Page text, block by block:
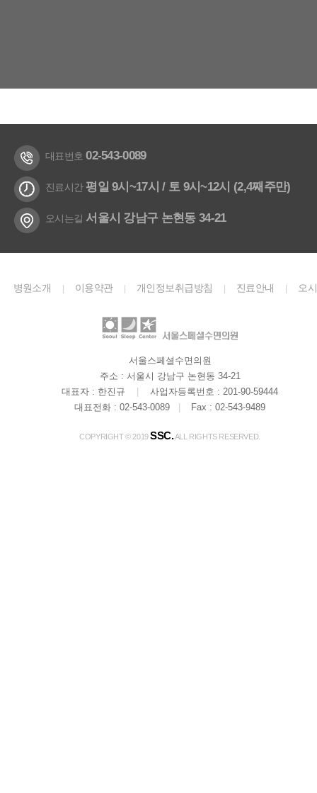
대표번호02-543-0089
진료시간 평일 9시~17시 / 토 9시~12시 (2,4째주만)
오시는길 서울시 강남구 논현동 34-21
병원소개 | 이용약관 | 개인정보취급방침 | 진료안내 | 오
길 | Youtube
서울스페셜수면의원
주소 : 서울시 강남구 논현동 34-21
대표자 : 한진규
사업자등록번호 : 201-90-59444
대표전화 : 02-543-0089
Fax : 02-543-9489
COPYRIGHT © 2019SSC.ALL RIGHTS RESERVED.